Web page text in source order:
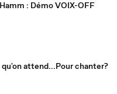
: Démo VOIX-OFF
attend...Pour chanter?